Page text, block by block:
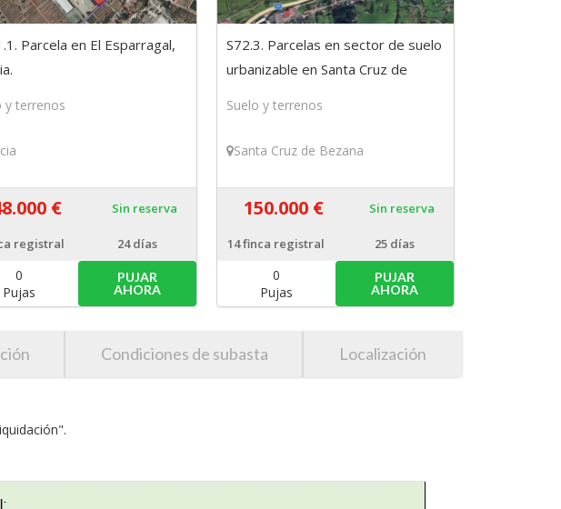
Parcela en El Esparragal,
y terrenos
€ Sin reserva
registral 24 días
0
Pujas
PUJAR
AHORA
S72.3. Parcelas en sector de suelo
urbanizable en Santa Cruz de
Suelo y terrenos
Santa Cruz de Bezana
150.000 € Sin reserva
14finca registral 25 días
0
Pujas
PUJAR
AHORA
Condiciones de subasta Localización